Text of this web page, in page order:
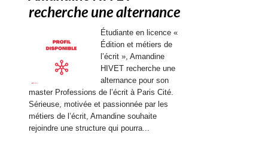
recherche une alternance
Étudiante en licence «
Édition et métiers de
l’écrit », Amandine
HIVET recherche une
alternance pour son
master Professions de l’écrit à Paris Cité.
Sérieuse, motivée et passionnée par les
métiers de l’écrit, Amandine souhaite
rejoindre une structure qui pourra...